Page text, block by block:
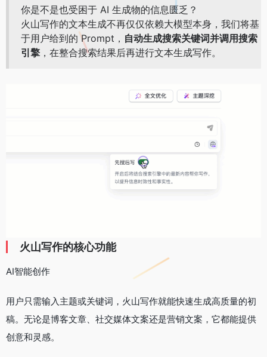
你是不是也受困于 AI 生成物的信息匮乏？
火山写作的文本生成不再仅仅依赖大模型本身，我们将基
于用户给到的 Prompt， 自动生成搜索关键词并调用搜索
引擎 ，在整合搜索结果后再进行文本生成写作。
火山写作的核心功能
AI智能创作
用户只需输入主题或关键词，火山写作就能快速生成高质量的初
稿。无论是博客文章、社交媒体文案还是营销文案，它都能提供
创意和灵感。